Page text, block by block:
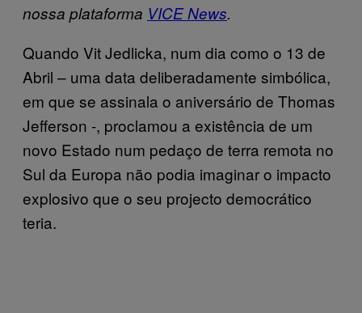
nossa plataforma VICE News.
Quando Vit Jedlicka, num dia como o 13 de
Abril – uma data deliberadamente simbólica,
em que se assinala o aniversário de Thomas
Jefferson -, proclamou a existência de um
novo Estado num pedaço de terra remota no
Sul da Europa não podia imaginar o impacto
explosivo que o seu projecto democrático
teria.